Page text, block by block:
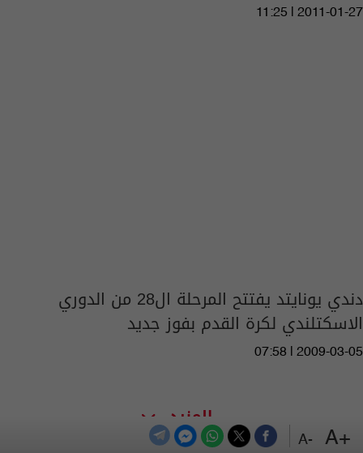
+A
-A
11:25 | 2011-01-27
دندي يونايتد يفتتح المرحلة ال28 من الدوري
الاسكتلندي لكرة القدم بفوز جديد
07:58 | 2009-03-05
المزيد